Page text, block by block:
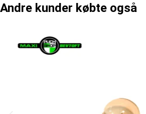
Andre kunder købte også